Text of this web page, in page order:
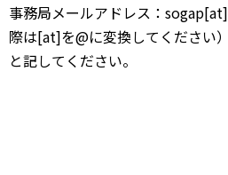
事務局メールアドレス：
際は[at]を@に変換してください
と記してください。